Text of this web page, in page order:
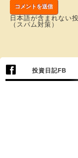
日本語が含まれない
（スパム対策）
投資日記FB